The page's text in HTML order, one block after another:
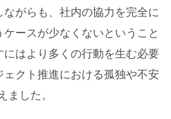
がらも、社内の協力を完全に
ースが少なくないということ
はより多くの行動を生む必要
クト推進における孤独や不安
した。